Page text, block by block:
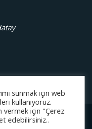
Ltd. Şti.
sunmak için web
kullanıyoruz.
vermek için "Çerez
edebilirsiniz..